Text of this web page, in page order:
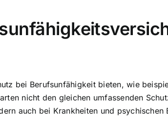
bei Berufsunfähigkeit bieten, wie
nicht den gleichen umfassenden
auch bei Krankheiten und psychischen